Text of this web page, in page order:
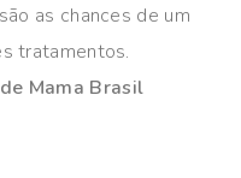
as chances de um
tratamentos.
Mama Brasil